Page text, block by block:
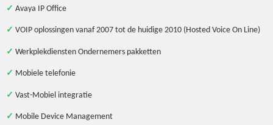
✓ Avaya IP Office
✓ VOIP oplossingen vanaf 2007 tot de huidige 2010 (Hosted Voice On Line)
✓ Werkplekdiensten Ondernemers pakketten
✓ Mobiele telefonie
✓ Vast-Mobiel integratie
✓ Mobile Device Management